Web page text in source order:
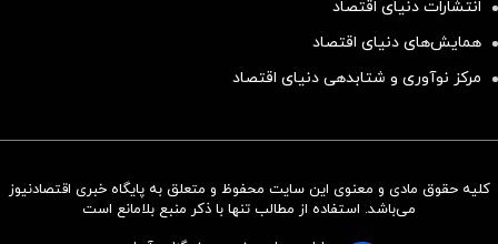
سرمایه‌گذاری همسنگ با شاخص
انتشارات دنیای اقتصاد
همایش‌های دنیای اقتصاد
مرکز نوآوری و شتابدهی دنیای اقتصاد
کلیه حقوق مادی و معنوی این سایت محفوظ و متعلق به پایگاه خبری اقتصادنیوز
می‌باشد. استفاده از مطالب تنها با ذکر منبع بلامانع است